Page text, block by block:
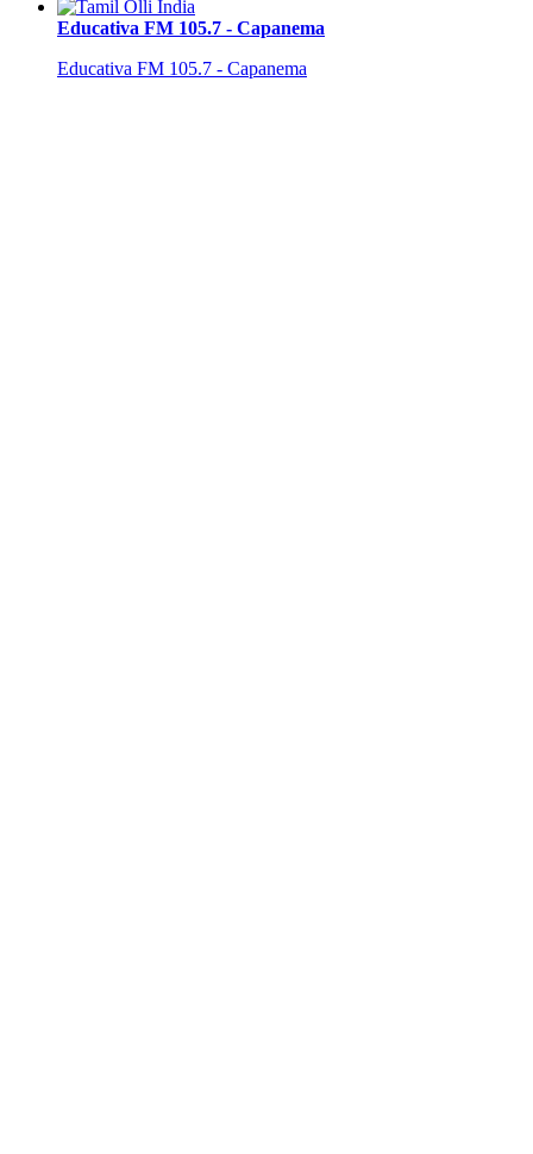
Educativa FM 105.7 - Capanema
Educativa FM 105.7 - Capanema